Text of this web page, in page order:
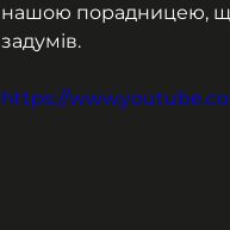
нашою порадницею,
задумів.
https://